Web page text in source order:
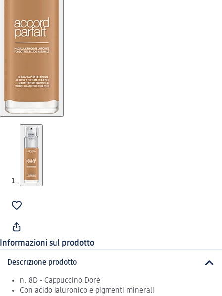
Informazioni sul prodotto
Descrizione prodotto
n. 8D - Cappuccino Dorè
Con acido ialuronico e pigmenti minerali